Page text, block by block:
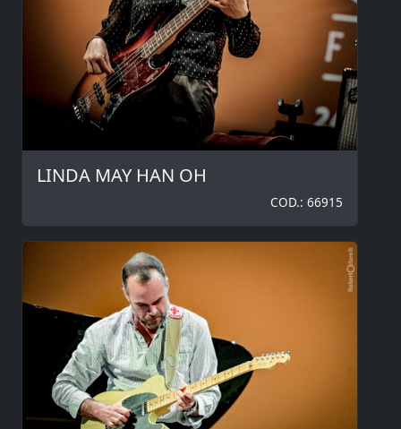
LINDA MAY HAN OH
COD.: 66915